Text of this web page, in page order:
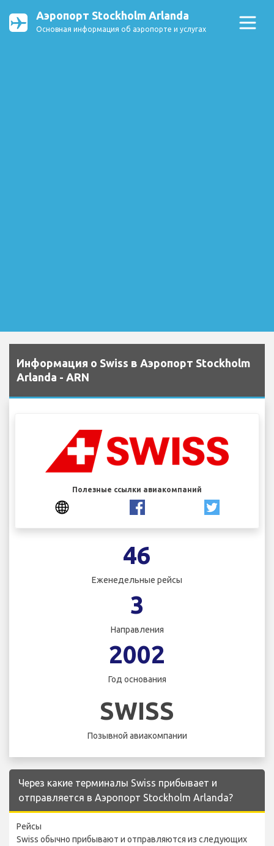
Аэропорт Stockholm Arlanda
Основная информация об аэропорте и услугах
Информация о Swiss в Аэропорт Stockholm
Arlanda - ARN
Полезные ссылки авиакомпаний
46
Еженедельные рейсы
3
Направления
2002
Год основания
SWISS
Позывной авиакомпании
Через какие терминалы Swiss прибывает и
отправляется в Аэропорт Stockholm Arlanda?
Рейсы
Swiss обычно прибывают и отправляются из следующих